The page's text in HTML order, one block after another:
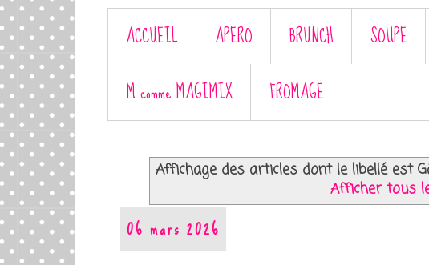
ACCUEIL APERO BRUNCH SOUPE
M comme MAGIMIX
FROMAGE
Affichage des articles dont le libellé est
Afficher tous
06 mars 2026